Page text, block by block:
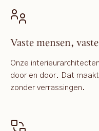
Vaste mensen,
Onze
door en door. Dat
zonder verrassingen.